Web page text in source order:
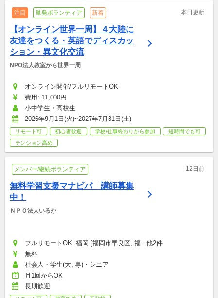
注目 単発ボランティア 新着 本日更新
【オンライン世界一周】４大陸に
友達をつくる・英語でディスカッ
ション・異文化交流
NPO法人教室から世界一周
オンライン開催/フルリモートOK
費用: 11,000円
小中学生・高校生
2026年9月1日(火)~2027年7月31日(土)
リモート可 初心者歓迎 学校/仕事終わりから参加
短時間でも可
テンション高め
メンバー/継続ボランティア 12日前
無料学習支援マナビバ　講師募集
中！
ＮＰＯ法人いるか
フルリモートOK, 福岡 [福岡市早良区, 福...他2件
無料
社会人・学生(大, 専)・シニア
月1回からOK
長期歓迎